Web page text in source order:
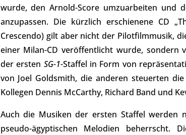
wurde, den Arnold-Score umzuarbeiten und
anzupassen. Die kürzlich erschienene CD
Crescendo) gilt aber nicht der Pilotfilmmusik,
einer Milan-CD veröffentlicht wurde, sondern
der ersten SG-1-Staffel in Form von
von Joel Goldsmith, die anderen steuerten
Kollegen Dennis McCarthy, Richard Band und
Auch die Musiken der ersten Staffel werden
pseudo-ägyptischen Melodien beherrscht.